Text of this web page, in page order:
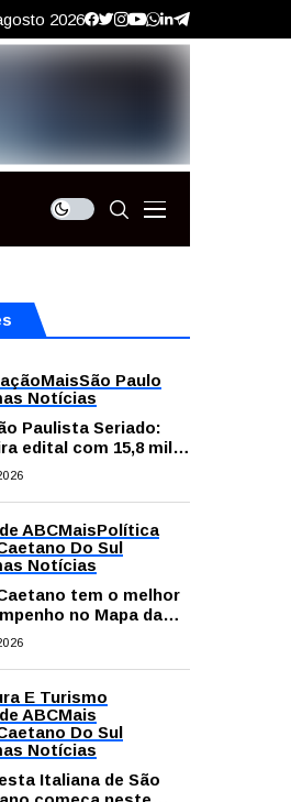
2026
MaisSão Paulo
Notícias
Paulista Seriado:
edital com 15,8 mil
para ensino superior
ABCMaisPolítica
Do Sul
Notícias
tem o melhor
no Mapa da
da Grande SP
E Turismo
ABCMais
Do Sul
Notícias
Italiana de São